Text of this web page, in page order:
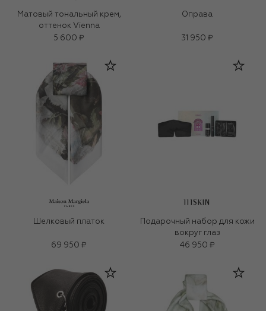
Матовый тональный крем,
оттенок Vienna
5 600 ₽
Оправа
31 950 ₽
Шелковый платок
69 950 ₽
111SKIN
Подарочный набор для кожи
вокруг глаз
46 950 ₽